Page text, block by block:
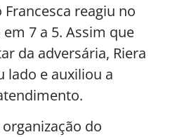
reagiu no
7 a 5. Assim que
da adversária, Riera
lado e auxiliou a
do